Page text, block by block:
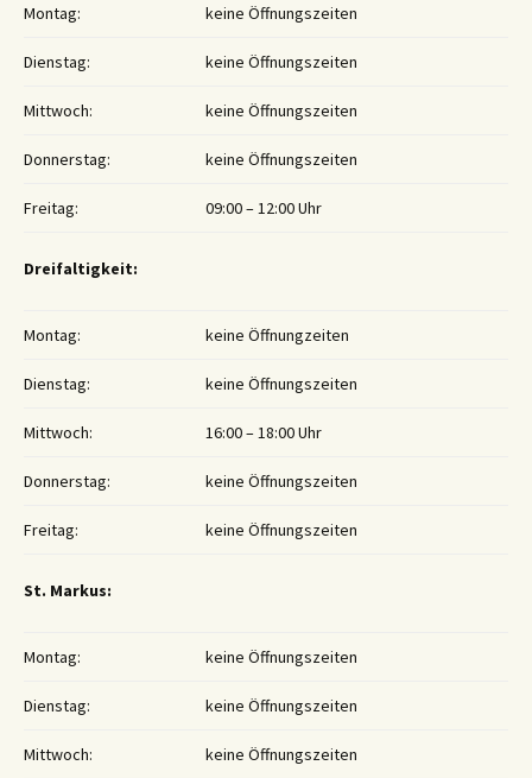
Montag: keine Öffnungszeiten
Dienstag: keine Öffnungszeiten
Mittwoch: keine Öffnungszeiten
Donnerstag: keine Öffnungszeiten
Freitag: 09:00 – 12:00 Uhr
Dreifaltigkeit:
Montag: keine Öffnungzeiten
Dienstag: keine Öffnungszeiten
Mittwoch: 16:00 – 18:00 Uhr
Donnerstag: keine Öffnungszeiten
Freitag: keine Öffnungszeiten
St. Markus:
Montag: keine Öffnungszeiten
Dienstag: keine Öffnungszeiten
Mittwoch: keine Öffnungszeiten